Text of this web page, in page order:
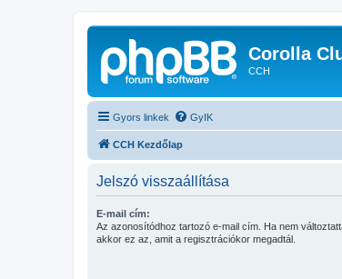
Corolla
CCH
Gyors linkek GyIK
CCH Kezdőlap
Jelszó visszaállítása
E-mail cím:
Az azonosítódhoz tartozó e-mail cím. Ha nem
akkor ez az, amit a regisztrációkor megadtál.